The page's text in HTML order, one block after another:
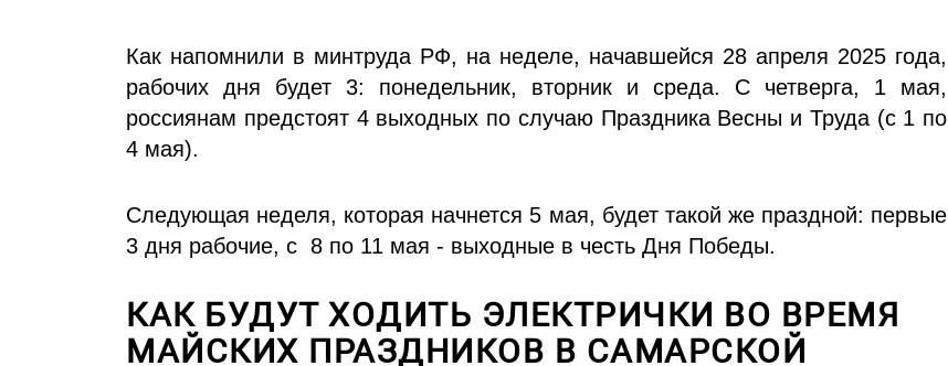
Как напомнили в минтруда РФ, на неделе, начавшейся 28 апреля 2025 года,
рабочих дня будет 3: понедельник, вторник и среда. С четверга, 1 мая,
россиянам предстоят 4 выходных по случаю Праздника Весны и Труда (с 1 по
4 мая).
Следующая неделя, которая начнется 5 мая, будет такой же праздной: первые
3 дня рабочие, с 8 по 11 мая - выходные в честь Дня Победы.
КАК БУДУТ ХОДИТЬ ЭЛЕКТРИЧКИ ВО ВРЕМЯ
МАЙСКИХ ПРАЗДНИКОВ В САМАРСКОЙ